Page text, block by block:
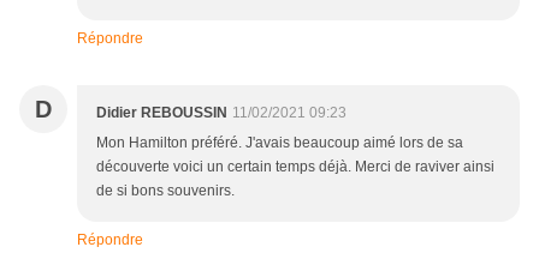
Répondre
D Didier REBOUSSIN 11/02/2021 09:23
Mon Hamilton préféré. J'avais beaucoup aimé lors de sa
découverte voici un certain temps déjà. Merci de raviver ainsi
de si bons souvenirs.
Répondre